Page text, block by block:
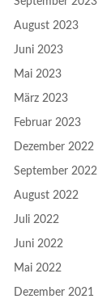
August 2023
Juni 2023
Mai 2023
März 2023
Februar 2023
Dezember 2022
September 2022
August 2022
Juli 2022
Juni 2022
Mai 2022
Dezember 2021